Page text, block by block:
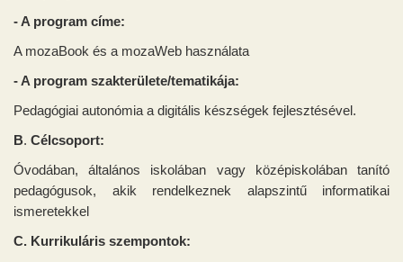
- A program címe:
A mozaBook és a mozaWeb használata
- A program szakterülete/tematikája:
Pedagógiai autonómia a digitális készségek fejlesztésével.
B. Célcsoport:
Óvodában, általános iskolában vagy középiskolában tanító
pedagógusok, akik rendelkeznek alapszintű informatikai
ismeretekkel
C. Kurrikuláris szempontok: